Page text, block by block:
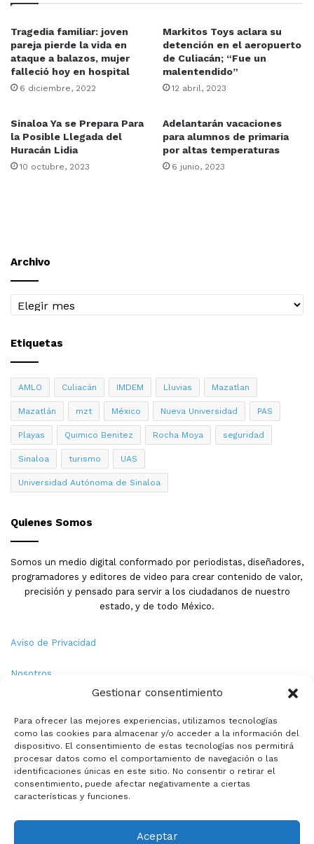
Gestionar consentimiento
Para ofrecer las mejores experiencias, utilizamos tecnologías
como las cookies para almacenar y/o acceder a la información del
dispositivo. El consentimiento de estas tecnologías nos permitirá
procesar datos como el comportamiento de navegación o las
identificaciones únicas en este sitio. No consentir o retirar el
consentimiento, puede afectar negativamente a ciertas
características y funciones.
Aceptar
Tragedia familiar: joven
pareja pierde la vida en
ataque a balazos, mujer
falleció hoy en hospital
6 diciembre, 2022
Markitos Toys aclara su
detención en el aeropuerto
de Culiacán; “Fue un
malentendido”
12 abril, 2023
Sinaloa Ya se Prepara Para
la Posible Llegada del
Huracán Lidia
10 octubre, 2023
Adelantarán vacaciones
para alumnos de primaria
por altas temperaturas
6 junio, 2023
Archivo
Archivo
Etiquetas
AMLO Culiacán IMDEM Lluvias Mazatlan
Mazatlán mzt México Nueva Universidad PAS
Playas Quimico Benitez Rocha Moya seguridad
Sinaloa turismo UAS
Universidad Autónoma de Sinaloa
Quienes Somos
Somos un medio digital conformado por periodistas, diseñadores,
programadores y editores de video para crear contenido de valor,
precisión y pensado para servir a los ciudadanos de nuestro
estado, y de todo México.
Aviso de Privacidad
Nosotros
Política de Cookies
Contacto